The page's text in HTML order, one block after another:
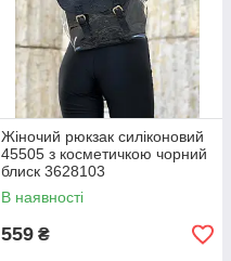
Жіночий рюкзак силіконовий
45505 з косметичкою чорний
блиск 3628103
В наявності
559 ₴